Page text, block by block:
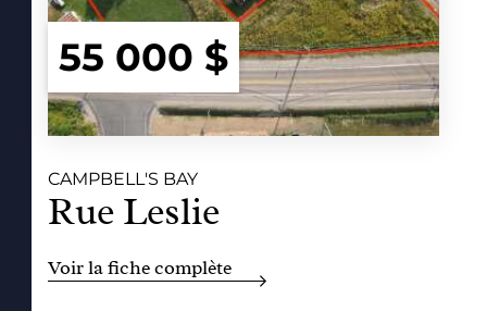
55 000 $
CAMPBELL'S BAY
Rue Leslie
Voir la fiche complète